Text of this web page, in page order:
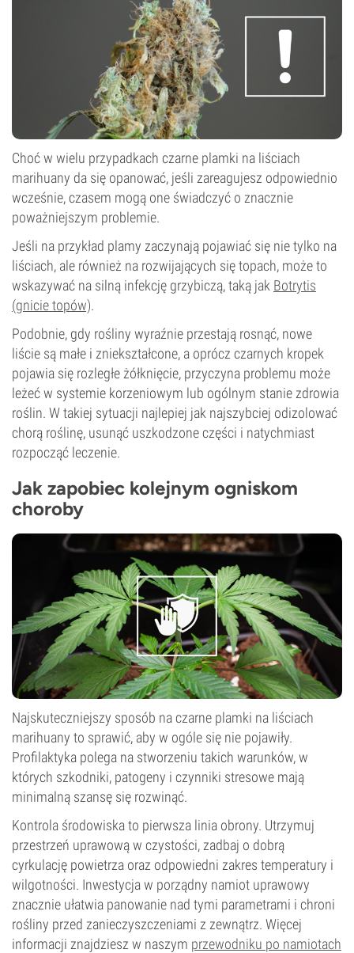
Choć w wielu przypadkach czarne plamki na liściach
marihuany da się opanować, jeśli zareagujesz odpowiednio
wcześnie, czasem mogą one świadczyć o znacznie
poważniejszym problemie.
Jeśli na przykład plamy zaczynają pojawiać się nie tylko na
liściach, ale również na rozwijających się topach, może to
wskazywać na silną infekcję grzybiczą, taką jak Botrytis
(gnicie topów).
Podobnie, gdy rośliny wyraźnie przestają rosnąć, nowe
liście są małe i zniekształcone, a oprócz czarnych kropek
pojawia się rozległe żółknięcie, przyczyna problemu może
leżeć w systemie korzeniowym lub ogólnym stanie zdrowia
roślin. W takiej sytuacji najlepiej jak najszybciej odizolować
chorą roślinę, usunąć uszkodzone części i natychmiast
rozpocząć leczenie.
Jak zapobiec kolejnym ogniskom
choroby
Najskuteczniejszy sposób na czarne plamki na liściach
marihuany to sprawić, aby w ogóle się nie pojawiły.
Profilaktyka polega na stworzeniu takich warunków, w
których szkodniki, patogeny i czynniki stresowe mają
minimalną szansę się rozwinąć.
Kontrola środowiska to pierwsza linia obrony. Utrzymuj
przestrzeń uprawową w czystości, zadbaj o dobrą
cyrkulację powietrza oraz odpowiedni zakres temperatury i
wilgotności. Inwestycja w porządny namiot uprawowy
znacznie ułatwia panowanie nad tymi parametrami i chroni
rośliny przed zanieczyszczeniami z zewnątrz. Więcej
informacji znajdziesz w naszym przewodniku po namiotach